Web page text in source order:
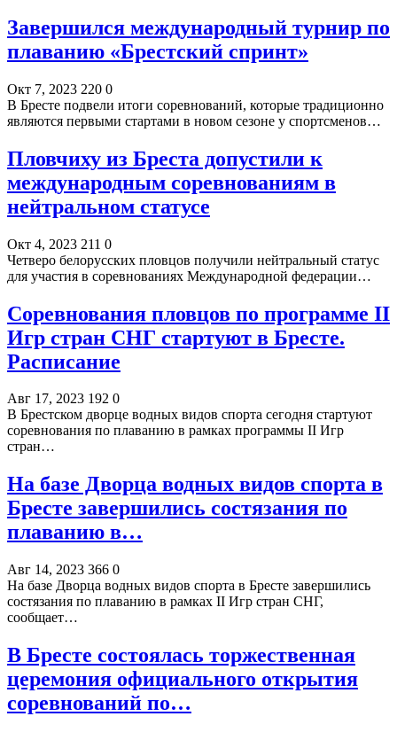
Завершился международный турнир по
плаванию «Брестский спринт»
Окт 7, 2023 220 0
В Бресте подвели итоги соревнований, которые традиционно
являются первыми стартами в новом сезоне у спортсменов…
Пловчиху из Бреста допустили к
международным соревнованиям в
нейтральном статусе
Окт 4, 2023 211 0
Четверо белорусских пловцов получили нейтральный статус
для участия в соревнованиях Международной федерации…
Соревнования пловцов по программе II
Игр стран СНГ стартуют в Бресте.
Расписание
Авг 17, 2023 192 0
В Брестском дворце водных видов спорта сегодня стартуют
соревнования по плаванию в рамках программы II Игр
стран…
На базе Дворца водных видов спорта в
Бресте завершились состязания по
плаванию в…
Авг 14, 2023 366 0
На базе Дворца водных видов спорта в Бресте завершились
состязания по плаванию в рамках II Игр стран СНГ,
сообщает…
В Бресте состоялась торжественная
церемония официального открытия
соревнований по…